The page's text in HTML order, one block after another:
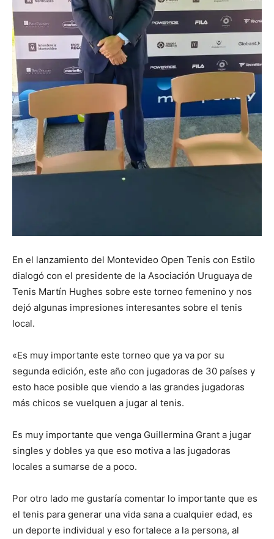
En el lanzamiento del Montevideo Open Tenis con Estilo
dialogó con el presidente de la Asociación Uruguaya de
Tenis Martín Hughes sobre este torneo femenino y nos
dejó algunas impresiones interesantes sobre el tenis
local.
«Es muy importante este torneo que ya va por su
segunda edición, este año con jugadoras de 30 países y
esto hace posible que viendo a las grandes jugadoras
más chicos se vuelquen a jugar al tenis.
Es muy importante que venga Guillermina Grant a jugar
singles y dobles ya que eso motiva a las jugadoras
locales a sumarse de a poco.
Por otro lado me gustaría comentar lo importante que es
el tenis para generar una vida sana a cualquier edad, es
un deporte individual y eso fortalece a la persona, al